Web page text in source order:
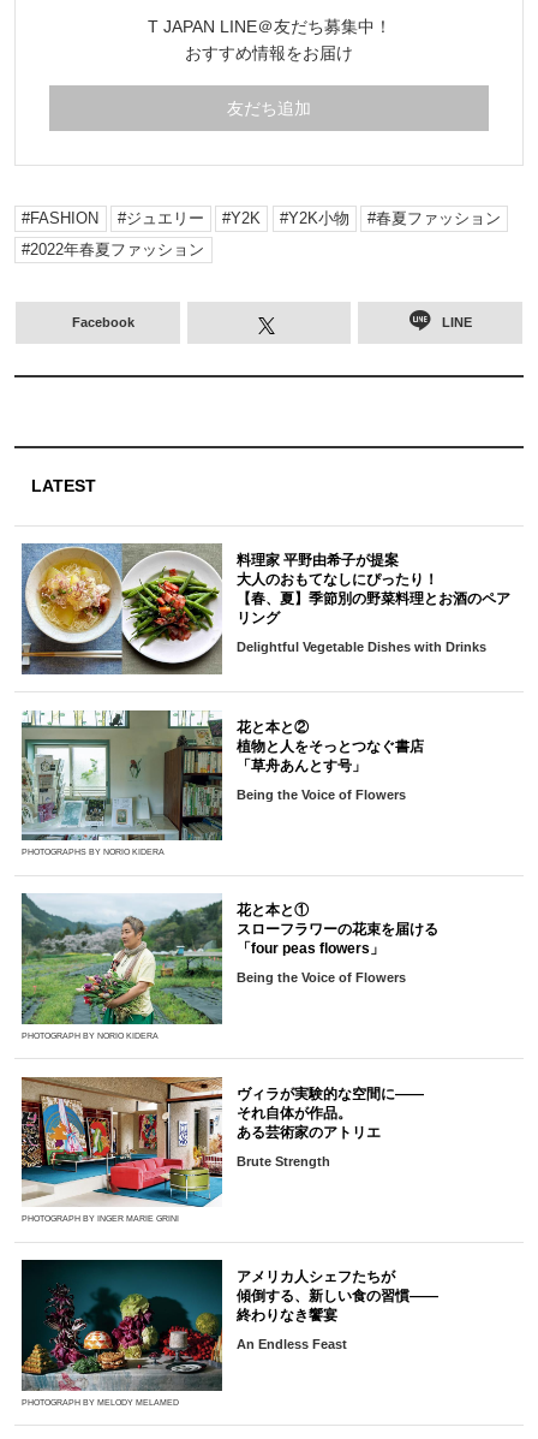
T JAPAN LINE＠友だち募集中！
おすすめ情報をお届け
友だち追加
FASHION ジュエリー Y2K Y2K小物
春夏ファッション
2022年春夏ファッション
Facebook LINE
LATEST
料理家 平野由希子が提案
大人のおもてなしにぴったり！
【春、夏】季節別の野菜料理とお酒のペア
リング
Delightful Vegetable Dishes with Drinks
PHOTOGRAPHS BY NORIO KIDERA
花と本と②
植物と人をそっとつなぐ書店
「草舟あんとす号」
Being the Voice of Flowers
PHOTOGRAPH BY NORIO KIDERA
花と本と①
スローフラワーの花束を届ける
「four peas flowers」
Being the Voice of Flowers
PHOTOGRAPH BY INGER MARIE GRINI
ヴィラが実験的な空間に――
それ自体が作品。
ある芸術家のアトリエ
Brute Strength
PHOTOGRAPH BY MELODY MELAMED
アメリカ人シェフたちが
傾倒する、新しい食の習慣――
終わりなき饗宴
An Endless Feast